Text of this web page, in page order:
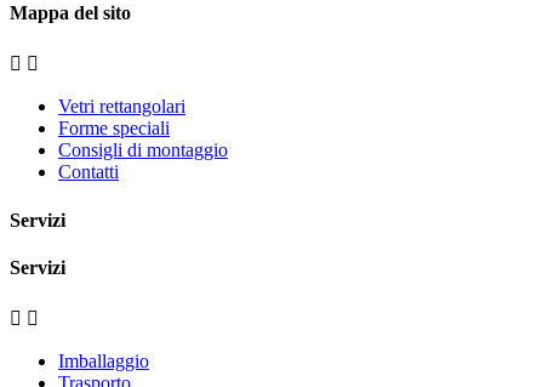
Mappa del sito
 
Vetri rettangolari
Forme speciali
Consigli di montaggio
Contatti
Servizi
Servizi
 
Imballaggio
Trasporto